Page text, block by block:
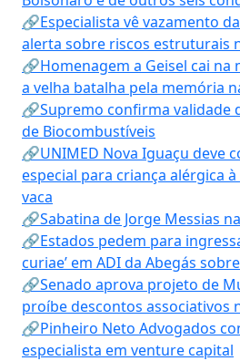
🔗Especialista vê vazamento
alerta sobre riscos estruturais
🔗Homenagem a Geisel cai na
a velha batalha pela memória
🔗Supremo confirma validade
de Biocombustíveis
🔗UNIMED Nova Iguaçu deve
especial para criança alérgica
vaca
🔗Sabatina de Jorge Messias
🔗Estados pedem para
curiae’ em ADI da Abegás
🔗Senado aprova projeto de
proíbe descontos associativos
🔗Pinheiro Neto Advogados
especialista em venture capital